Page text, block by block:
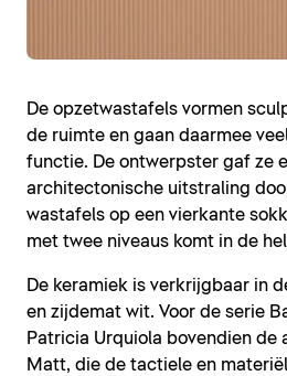
De opzetwastafels vormen
de ruimte en gaan daarmee
functie. De ontwerpster gaf ze
architectonische uitstraling
wastafels op een vierkante
met twee niveaus komt in de
De keramiek is verkrijgbaar in
en zijdemat wit. Voor de serie
Patricia Urquiola bovendien de
Matt, die de tactiele en